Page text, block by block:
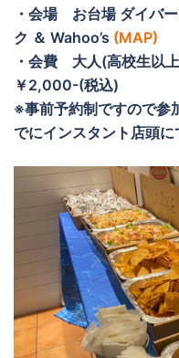
・会場 お台場 ダイバ
ク ＆ Wahoo’s (MAP)
・会費 大人(高校生以
￥2,000-(税込)
※事前予約制ですので参
でにインスタント店頭